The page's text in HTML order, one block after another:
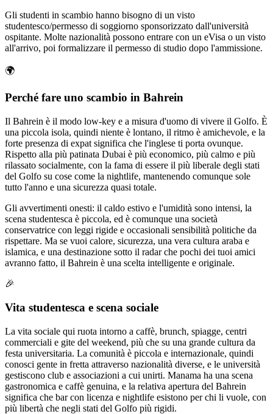
Gli studenti in scambio hanno bisogno di un visto
studentesco/permesso di soggiorno sponsorizzato dall'università
ospitante. Molte nazionalità possono entrare con un eVisa o un visto
all'arrivo, poi formalizzare il permesso di studio dopo l'ammissione.
🌍
Perché fare uno scambio in Bahrein
Il Bahrein è il modo low-key e a misura d'uomo di vivere il Golfo. È
una piccola isola, quindi niente è lontano, il ritmo è amichevole, e la
forte presenza di expat significa che l'inglese ti porta ovunque.
Rispetto alla più patinata Dubai è più economico, più calmo e più
rilassato socialmente, con la fama di essere il più liberale degli stati
del Golfo su cose come la nightlife, mantenendo comunque sole
tutto l'anno e una sicurezza quasi totale.
Gli avvertimenti onesti: il caldo estivo e l'umidità sono intensi, la
scena studentesca è piccola, ed è comunque una società
conservatrice con leggi rigide e occasionali sensibilità politiche da
rispettare. Ma se vuoi calore, sicurezza, una vera cultura araba e
islamica, e una destinazione sotto il radar che pochi dei tuoi amici
avranno fatto, il Bahrein è una scelta intelligente e originale.
🎉
Vita studentesca e scena sociale
La vita sociale qui ruota intorno a caffè, brunch, spiagge, centri
commerciali e gite del weekend, più che su una grande cultura da
festa universitaria. La comunità è piccola e internazionale, quindi
conosci gente in fretta attraverso nazionalità diverse, e le università
gestiscono club e associazioni a cui unirti. Manama ha una scena
gastronomica e caffè genuina, e la relativa apertura del Bahrein
significa che bar con licenza e nightlife esistono per chi li vuole, con
più libertà che negli stati del Golfo più rigidi.